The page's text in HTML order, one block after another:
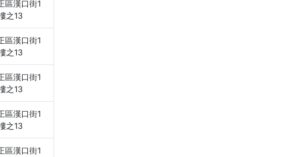
區漢口街1
之13
區漢口街1
之13
區漢口街1
之13
區漢口街1
之13
區漢口街1